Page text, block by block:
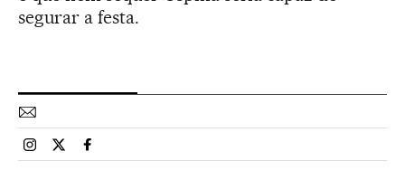
segurar a festa.
Esportes El País Brasil en Instagram
Esportes El País Brasil en Twitter
Esportes El País Brasil en Facebook